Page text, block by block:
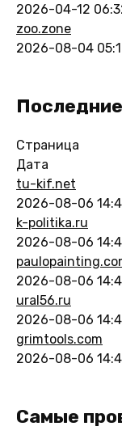
2026-04-12
zoo.zone
2026-08-04
Страница
Дата
tu-kif.net
2026-08-06
k-politika.ru
2026-08-06
2026-08-06
ural56.ru
2026-08-06
grimtools.com
2026-08-06
Самые